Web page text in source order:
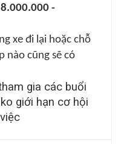
-
xe đi lại hoặc chỗ
nào cũng sẽ có
gia các buổi
giới hạn cơ hội